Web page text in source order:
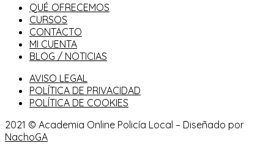
QUÉ OFRECEMOS
CURSOS
CONTACTO
MI CUENTA
BLOG / NOTICIAS
AVISO LEGAL
POLÍTICA DE PRIVACIDAD
POLÍTICA DE COOKIES
2021 © Academia Online Policía Local – Diseñado por
NachoGA